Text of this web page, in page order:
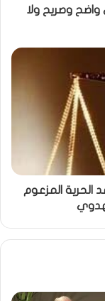
واضح وصريح ولا
الحرية المزعوم